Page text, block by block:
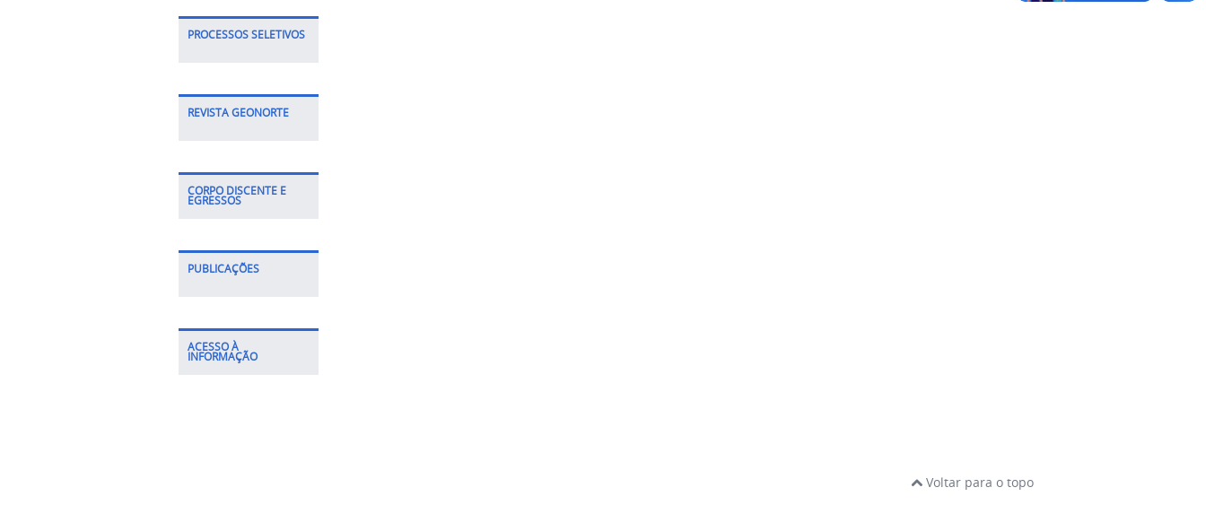
PROCESSOS SELETIVOS
REVISTA GEONORTE
CORPO DISCENTE E
EGRESSOS
PUBLICAÇÕES
ACESSO À
INFORMAÇÃO
Voltar para o topo